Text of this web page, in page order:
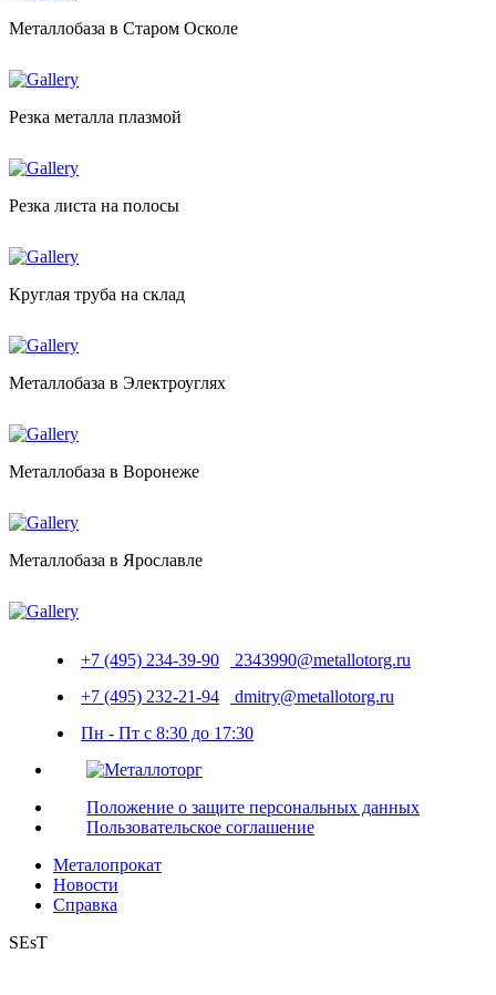
Металлобаза в Старом Осколе
Резка металла плазмой
Резка листа на полосы
Круглая труба на склад
Металлобаза в Электроуглях
Металлобаза в Воронеже
Металлобаза в Ярославле
+7 (495) 234-39-90
2343990@metallotorg.ru
+7 (495) 232-21-94
dmitry@metallotorg.ru
Пн - Пт с 8:30 до 17:30
Положение о защите персональных данных
Пользовательское соглашение
Металопрокат
Новости
Справка
SEsT